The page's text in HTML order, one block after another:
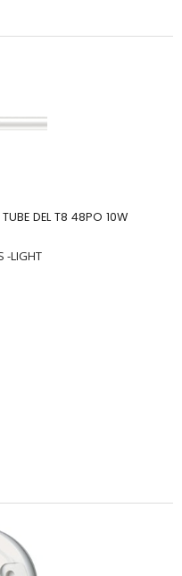
DEL T8 48PO 10W
-LIGHT